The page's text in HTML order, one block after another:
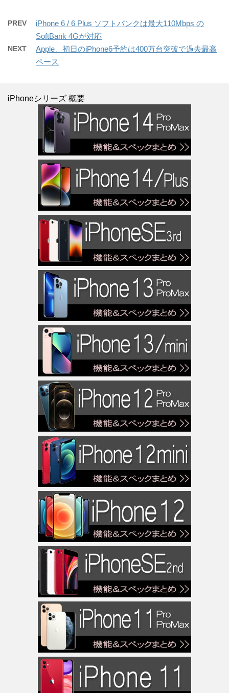
PREV
iPhone 6 / 6 Plus ソフトバンクは最大110Mbps の
SoftBank 4Gが対応
NEXT
Apple、初日のiPhone6予約は400万台突破で過去最高
ペース
iPhoneシリーズ 概要